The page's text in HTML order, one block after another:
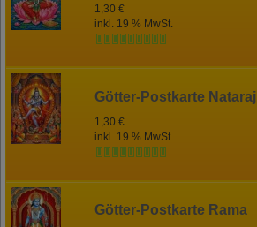
1,30 €
inkl. 19 % MwSt.
Götter-Postkarte Nataraj
1,30 €
inkl. 19 % MwSt.
Götter-Postkarte Rama